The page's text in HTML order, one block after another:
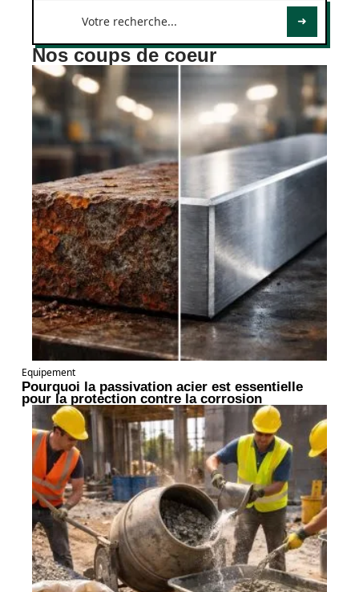
Nos coups de coeur
Equipement
Pourquoi la passivation acier est essentielle
pour la protection contre la corrosion